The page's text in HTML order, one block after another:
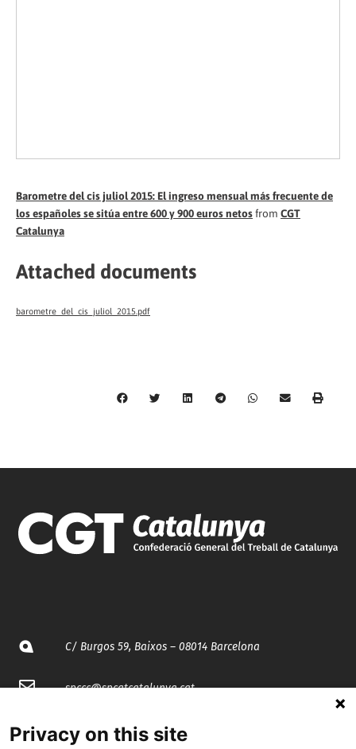
Barometre del cis juliol 2015: El ingreso mensual más frecuente de
los españoles se sitúa entre 600 y 900 euros netosfrom CGT
Catalunya
Attached documents
barometre_del_cis_juliol_2015.pdf
C/ Burgos 59, Baixos – 08014 Barcelona
spccc@spcgtcatalunya.cat
Privacy on this site